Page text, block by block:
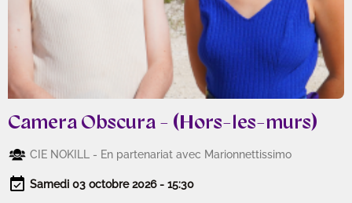
Camera Obscura - (Hors-les-murs)
CIE NOKILL - En partenariat avec Marionnettissimo
Samedi 03 octobre 2026 - 15:30